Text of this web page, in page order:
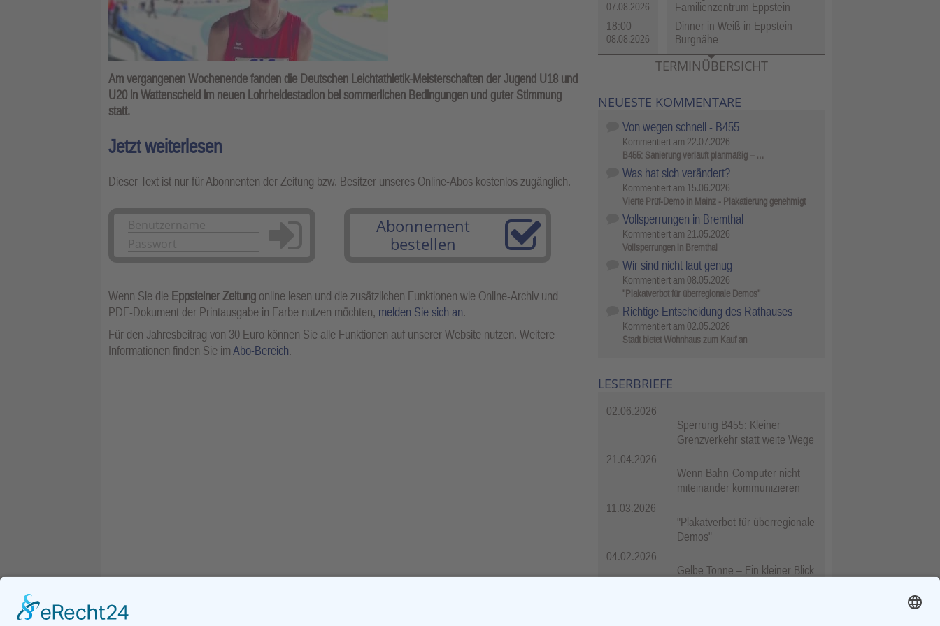
Am vergangenen Wochenende fanden die Deutschen Leichtathletik-Meisterschaften der Jugend U18 und
U20 in Wattenscheid im neuen Lohrheidestadion bei sommerlichen Bedingungen und guter Stimmung
statt.
Jetzt weiterlesen
Dieser Text ist nur für Abonnenten der Zeitung bzw. Besitzer unseres Online-Abos kostenlos zugänglich.
Anmelden
Abonnement
bestellen
Wenn Sie die Eppsteiner Zeitung online lesen und die zusätzlichen Funktionen wie Online-Archiv und
PDF-Dokument der Printausgabe in Farbe nutzen möchten, melden Sie sich an.
Für den Jahresbeitrag von 30 Euro können Sie alle Funktionen auf unserer Website nutzen. Weitere
Informationen finden Sie imAbo-Bereich.
07.08.2026
Familienzentrum Eppstein
18:00
08.08.2026
Dinner in Weiß in Eppstein
Burgnähe
TERMINÜBERSICHT
NEUESTE KOMMENTARE
Von wegen schnell - B455
Kommentiert am 22.07.2026
B455: Sanierung verläuft planmäßig – …
Was hat sich verändert?
Kommentiert am 15.06.2026
Vierte Prüf-Demo in Mainz - Plakatierung genehmigt
Vollsperrungen in Bremthal
Kommentiert am 21.05.2026
Vollsperrungen in Bremthal
Wir sind nicht laut genug
Kommentiert am 08.05.2026
"Plakatverbot für überregionale Demos"
Richtige Entscheidung des Rathauses
Kommentiert am 02.05.2026
Stadt bietet Wohnhaus zum Kauf an
LESERBRIEFE
02.06.2026
Sperrung B455: Kleiner
Grenzverkehr statt weite Wege
21.04.2026
Wenn Bahn-Computer nicht
miteinander kommunizieren
11.03.2026
"Plakatverbot für überregionale
Demos"
04.02.2026
Gelbe Tonne – Ein kleiner Blick